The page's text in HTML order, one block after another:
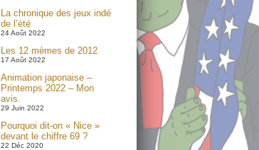
La chronique des jeux indé
de l’été
24 Août 2022
Les 12 mèmes de 2012
17 Août 2022
Animation japonaise –
Printemps 2022 – Mon
avis.
29 Juin 2022
Pourquoi dit-on « Nice »
devant le chiffre 69 ?
22 Déc 2020